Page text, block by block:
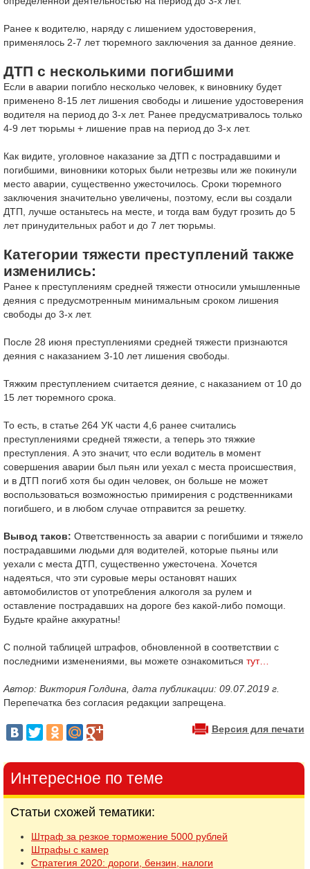
Ранее к водителю, наряду с лишением удостоверения,
применялось 2-7 лет тюремного заключения за данное деяние.
ДТП с несколькими погибшими
Если в аварии погибло несколько человек, к виновнику будет
применено 8-15 лет лишения свободы и лишение удостоверения
водителя на период до 3-х лет. Ранее предусматривалось только
4-9 лет тюрьмы + лишение прав на период до 3-х лет.
Как видите, уголовное наказание за ДТП с пострадавшими и
погибшими, виновники которых были нетрезвы или же покинули
место аварии, существенно ужесточилось. Сроки тюремного
заключения значительно увеличены, поэтому, если вы создали
ДТП, лучше останьтесь на месте, и тогда вам будут грозить до 5
лет принудительных работ и до 7 лет тюрьмы.
Категории тяжести преступлений также
изменились:
Ранее к преступлениям средней тяжести относили умышленные
деяния с предусмотренным минимальным сроком лишения
свободы до 3-х лет.
После 28 июня преступлениями средней тяжести признаются
деяния с наказанием 3-10 лет лишения свободы.
Тяжким преступлением считается деяние, с наказанием от 10 до
15 лет тюремного срока.
То есть, в статье 264 УК части 4,6 ранее считались
преступлениями средней тяжести, а теперь это тяжкие
преступления. А это значит, что если водитель в момент
совершения аварии был пьян или уехал с места происшествия,
и в ДТП погиб хотя бы один человек, он больше не может
воспользоваться возможностью примирения с родственниками
погибшего, и в любом случае отправится за решетку.
Вывод таков: Ответственность за аварии с погибшими и тяжело
пострадавшими людьми для водителей, которые пьяны или
уехали с места ДТП, существенно ужесточена. Хочется
надеяться, что эти суровые меры остановят наших
автомобилистов от употребления алкоголя за рулем и
оставление пострадавших на дороге без какой-либо помощи.
Будьте крайне аккуратны!
С полной таблицей штрафов, обновленной в соответствии с
последними изменениями, вы можете ознакомиться тут…
Автор: Виктория Голдина, дата публикации: 09.07.2019 г.
Перепечатка без согласия редакции запрещена.
Версия для печати
Интересное по теме
Статьи схожей тематики:
Штраф за резкое торможение 5000 рублей
Штрафы с камер
Стратегия 2020: дороги, бензин, налоги